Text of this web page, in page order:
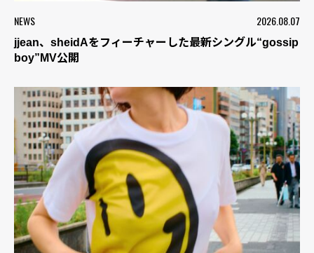
NEWS 2026.08.07
jjean、sheidAをフィーチャーした最新シングル“gossip
boy”MV公開